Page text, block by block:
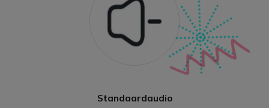
Standaardaudio